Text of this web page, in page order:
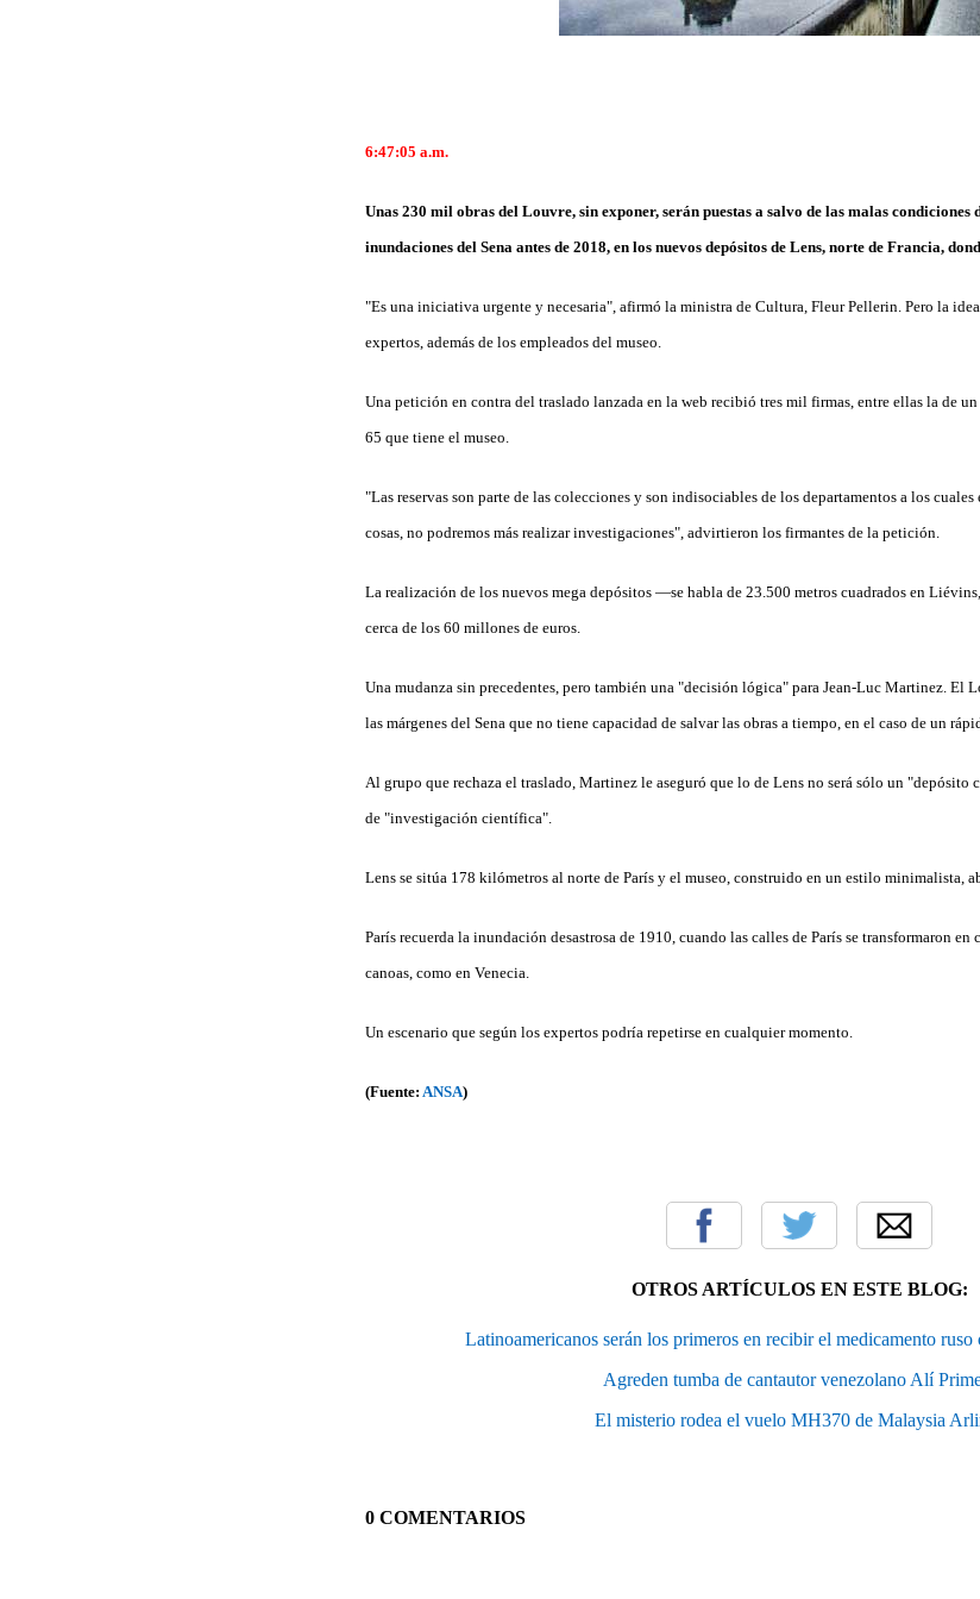
6:47:05 a.m.
Unas 230 mil obras del Louvre, sin exponer, serán puestas a salvo de las malas condiciones
inundaciones del Sena antes de 2018, en los nuevos depósitos de Lens, norte de Francia,
"Es una iniciativa urgente y necesaria", afirmó la ministra de Cultura, Fleur Pellerin. Pero la
expertos, además de los empleados del museo.
Una petición en contra del traslado lanzada en la web recibió tres mil firmas, entre ellas la de
65 que tiene el museo.
"Las reservas son parte de las colecciones y son indisociables de los departamentos a los cuales
cosas, no podremos más realizar investigaciones", advirtieron los firmantes de la petición.
La realización de los nuevos mega depósitos —se habla de 23.500 metros cuadrados en
cerca de los 60 millones de euros.
Una mudanza sin precedentes, pero también una "decisión lógica" para Jean-Luc Martinez. El
las márgenes del Sena que no tiene capacidad de salvar las obras a tiempo, en el caso de un
Al grupo que rechaza el traslado, Martinez le aseguró que lo de Lens no será sólo un
de "investigación científica".
Lens se sitúa 178 kilómetros al norte de París y el museo, construido en un estilo minimalista,
París recuerda la inundación desastrosa de 1910, cuando las calles de París se transformaron en
canoas, como en Venecia.
Un escenario que según los expertos podría repetirse en cualquier momento.
(Fuente: ANSA)
OTROS ARTÍCULOS EN ESTE BLOG:
Latinoamericanos serán los primeros en recibir el medicamento
Agreden tumba de cantautor venezolano Alí
El misterio rodea el vuelo MH370 de Malaysia
0 COMENTARIOS